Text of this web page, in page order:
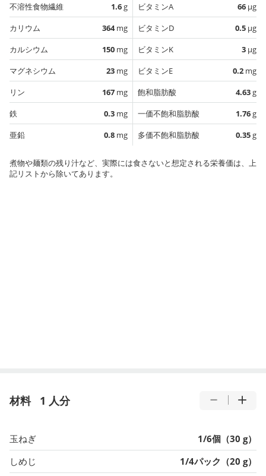
不溶性食物繊維
1.6g
カリウム
364mg
カルシウム
150 mg
マグネシウム
23 mg
リン
167 mg
鉄
0.3 mg
亜鉛
0.8 mg
ビタミンA
66 µg
ビタミンD
0.5 µg
ビタミンK
3 µg
ビタミンE
0.2 mg
飽和脂肪酸
4.63g
一価不飽和脂肪酸
1.76g
多価不飽和脂肪酸
0.35g
煮物や麺類の残り汁など、実際には食さないと想定される栄養価は、上
記リストから除いてあります。
材料 1 人分
玉ねぎ
1/6個（30 g）
しめじ
1/4パック（20 g）